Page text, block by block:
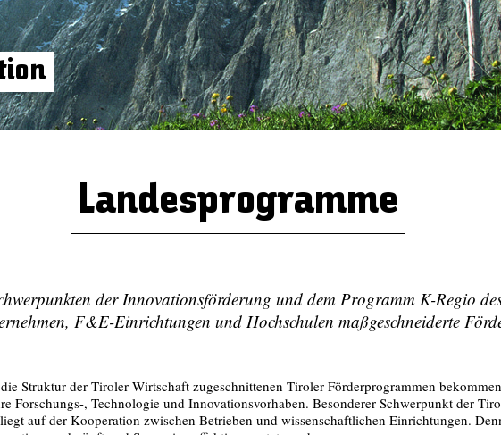
Landesprogramme
der Innovationsförderung und dem Programm K-Regio
F&E-Einrichtungen und Hochschulen maßgeschneiderte
Struktur der Tiroler Wirtschaft zugeschnittenen Tiroler Förderprogrammen
Forschungs-, Technologie und Innovationsvorhaben. Besonderer Schwerpunkt der
auf der Kooperation zwischen Betrieben und wissenschaftlichen Einrichtungen.